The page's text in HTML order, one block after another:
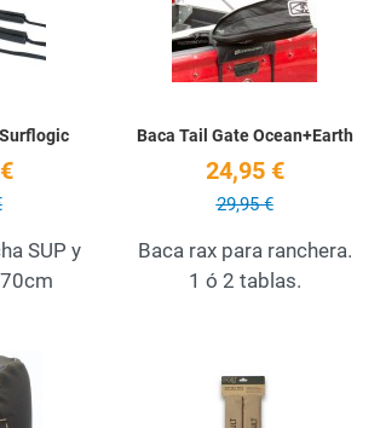
Quick View
SUP y
Baca Tail Gate Ocean+Earth
24,95 €
29,95 €
Baca rax para ranchera.
1 ó 2 tablas.